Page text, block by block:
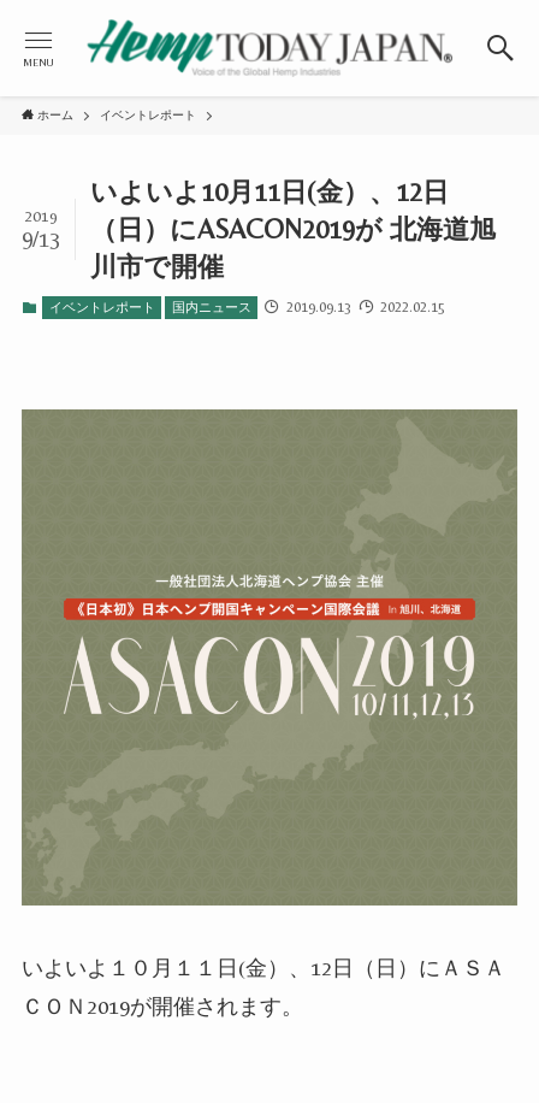
MENU
ホーム イベントレポート
いよいよ10月11日(金）、12日
（日）にASACON2019が 北海道旭
川市で開催
2019
9/13
イベントレポート 国内ニュース 2019.09.13 2022.02.15
いよいよ１０月１１日(金）、 12日（日）にＡＳＡ
ＣＯＮ 2019が開催されます。